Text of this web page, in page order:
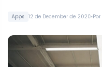
Apps 12 de December de 2020•Por